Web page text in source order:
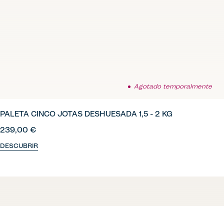
Agotado temporalmente
PALETA CINCO JOTAS DESHUESADA 1,5 - 2 KG
239,00 €
DESCUBRIR